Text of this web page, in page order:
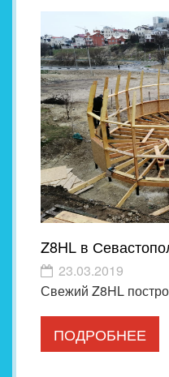
Z8HL в
23.03.2019
Свежий Z8HL
ПОДРОБНЕЕ